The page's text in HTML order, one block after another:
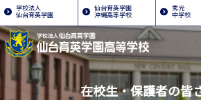
学校法人
仙台育英学園
仙台育英学園
沖縄高等学校
秀光
中学校
在校生・保護者の皆